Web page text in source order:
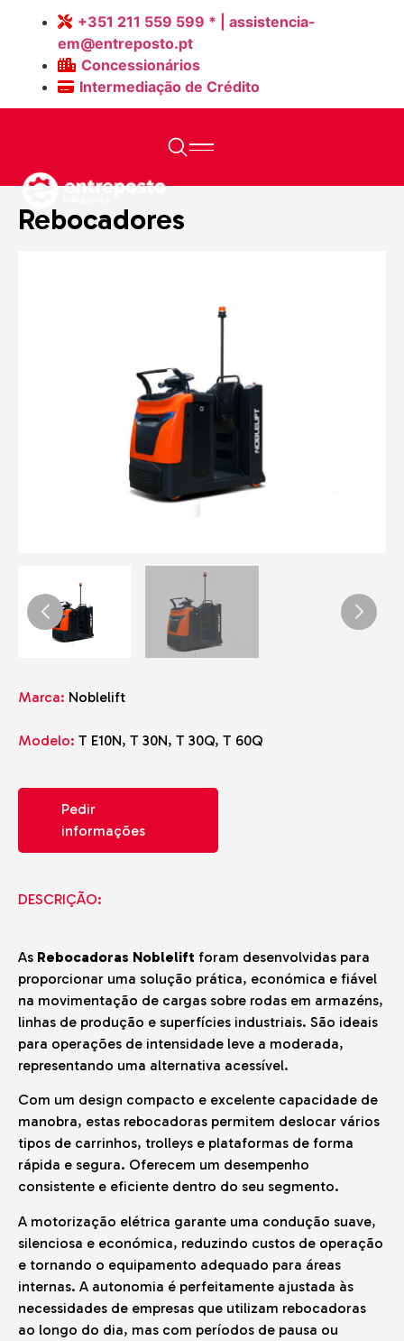
+351 211 559 599 * | assistencia-
em@entreposto.pt
Concessionários
Intermediação de Crédito
Rebocadores
Rebocadores
Marca: Noblelift
Modelo: T E10N, T 30N, T 30Q, T 60Q
Pedir
informações
DESCRIÇÃO:
As Rebocadoras Noblelift foram desenvolvidas para
proporcionar uma solução prática, económica e fiável
na movimentação de cargas sobre rodas em armazéns,
linhas de produção e superfícies industriais. São ideais
para operações de intensidade leve a moderada,
representando uma alternativa acessível.
Com um design compacto e excelente capacidade de
manobra, estas rebocadoras permitem deslocar vários
tipos de carrinhos, trolleys e plataformas de forma
rápida e segura. Oferecem um desempenho
consistente e eficiente dentro do seu segmento.
A motorização elétrica garante uma condução suave,
silenciosa e económica, reduzindo custos de operação
e tornando o equipamento adequado para áreas
internas. A autonomia é perfeitamente ajustada às
necessidades de empresas que utilizam rebocadoras
ao longo do dia, mas com períodos de pausa ou